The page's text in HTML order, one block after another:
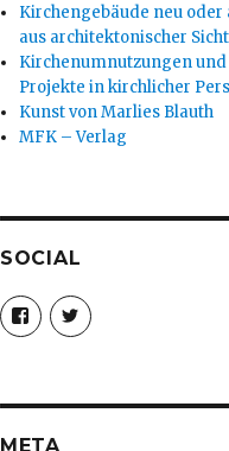
Kirchengebäude neu
aus architektonischer Sicht
Kirchenumnutzungen und
Projekte in kirchlicher
Kunst von Marlies Blauth
MFK – Verlag
SOCIAL
Profil
von
christoph.fleischer1
anzeigen
Profil
von
anzeigen
META